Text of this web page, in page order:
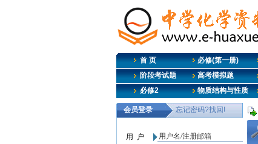
首 页 必修(第一册)
阶段考试题
高考模拟题
必修2
物质结构与性质